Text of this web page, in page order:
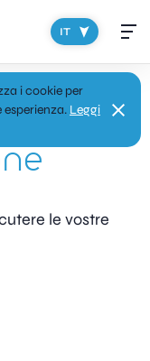
IT
le vostre
i cookie per
Leggi